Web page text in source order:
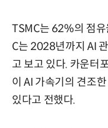
TSMC는 62%의 점
C는 2028년까지 AI
고 보고 있다. 카운터
이 AI 가속기의 견조
있다고 전했다.